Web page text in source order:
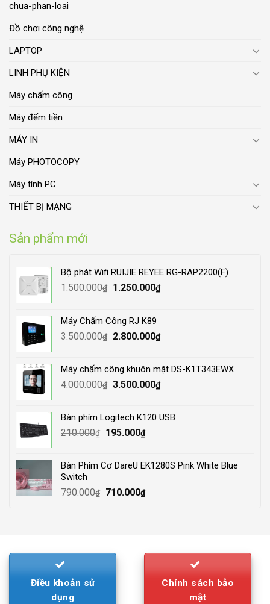
chua-phan-loai
Đồ chơi công nghệ
LAPTOP
LINH PHỤ KIỆN
Máy chấm công
Máy đếm tiền
MÁY IN
Máy PHOTOCOPY
Máy tính PC
THIẾT BỊ MẠNG
Sản phẩm mới
Bộ phát Wifi RUIJIE REYEE RG-RAP2200(F)
1.500.000₫
Original
1.500.000₫.
1.250.000₫Current
Máy Chấm Công RJ K89
3.500.000₫
Original
3.500.000₫.
2.800.000₫Current
2.800.000₫.
Máy chấm công khuôn mặt DS-K1T343EWX
4.000.000₫ Original
4.000.000₫.
3.500.000₫Current
3.500.000₫.
Bàn phím Logitech K120 USB
210.000₫
Original
210.000₫.
195.000₫Current
195.000₫.
Bàn Phím Cơ DareU EK1280S Pink White Blue
Switch
790.000₫
Original
710.000₫Current
Điều khoản sử
dụng
Chính sách bảo
mật